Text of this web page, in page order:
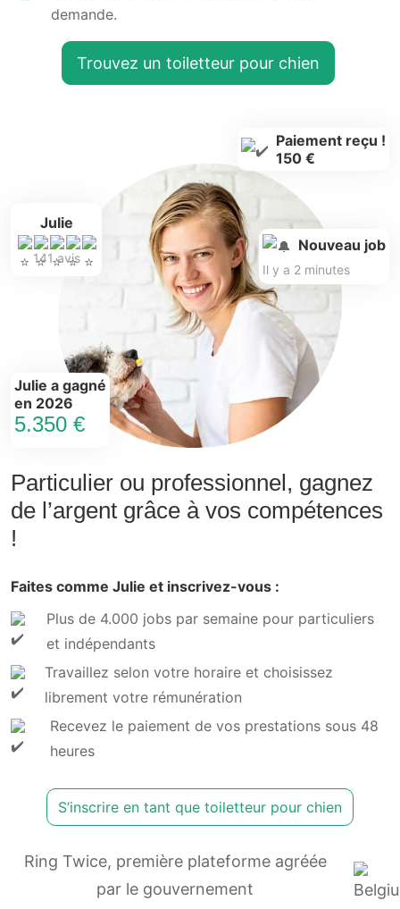
demande.
Trouvez un toiletteur pour chien
Particulier ou professionnel, gagnez
de l’argent grâce à vos compétences
!
Faites comme Julie et inscrivez-vous :
Plus de 4.000 jobs par semaine pour particuliers
et indépendants
Travaillez selon votre horaire et choisissez
librement votre rémunération
Recevez le paiement de vos prestations sous 48
heures
S’inscrire en tant que toiletteur pour chien
Julie
141 avis
Julie a gagné
en 2026
5.350 €
Paiement reçu !
150 €
Nouveau job
Il y a 2 minutes
Ring Twice, première plateforme agréée
par le gouvernement